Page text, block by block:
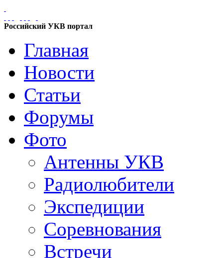
Российский УКВ портал
Главная
Новости
Статьи
Форумы
Фото
Антенны УКВ
Радиолюбители
Экспедиции
Соревнования
Встречи